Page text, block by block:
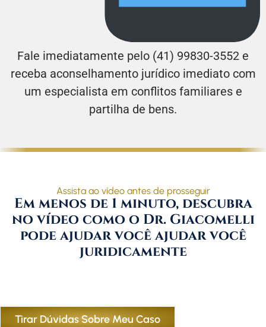
Fale imediatamente pelo (41) 99830-3552 e
receba aconselhamento jurídico imediato com
um especialista em conflitos familiares e
partilha de bens.
Assista ao vídeo antes de prosseguir
Em menos de 1 minuto, descubra
no vídeo como o Dr. Giacomelli
pode ajudar você ajudar você
juridicamente
Tirar Dúvidas Sobre Meu Caso